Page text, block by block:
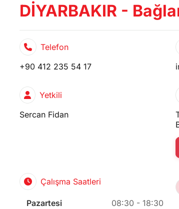
DİYARBAKIR -
Telefon
+90 412 235 54 17
Yetkili
Sercan Fidan
Çalışma Saatleri
Pazartesi
08:30 - 18:30